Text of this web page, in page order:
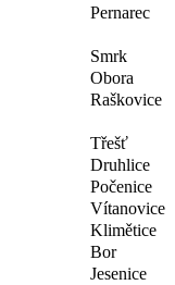
Pernarec
Smrk
Obora
Raškovice
Třešť
Druhlice
Počenice
Vítanovice
Klimětice
Bor
Jesenice